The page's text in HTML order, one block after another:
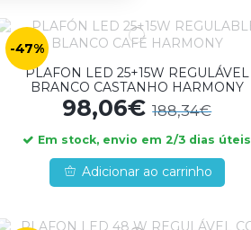
-47%
PLAFON LED 25+15W REGULÁVEL
BRANCO CASTANHO HARMONY
98,06€188,34€
Em stock, envio em 2/3 dias úteis
Adicionar ao carrinho